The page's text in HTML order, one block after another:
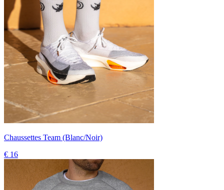
Chaussettes Team (Blanc/Noir)
€ 16